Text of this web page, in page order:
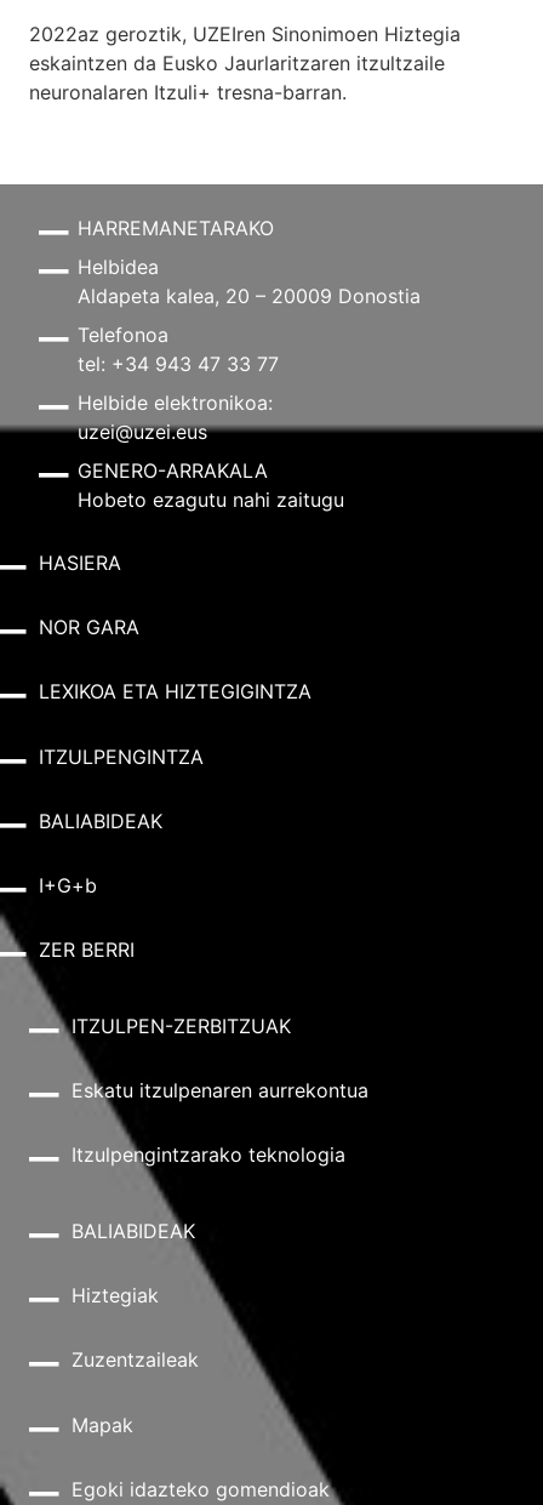
2022az geroztik, UZEIren Sinonimoen Hiztegia
eskaintzen da Eusko Jaurlaritzaren itzultzaile
neuronalaren Itzuli+ tresna-barran.
HARREMANETARAKO
Helbidea
Aldapeta kalea, 20 – 20009 Donostia
Telefonoa
tel: +34 943 47 33 77
Helbide elektronikoa:
uzei@uzei.eus
GENERO-ARRAKALA
Hobeto ezagutu nahi zaitugu
HASIERA
NOR GARA
LEXIKOA ETA HIZTEGIGINTZA
ITZULPENGINTZA
BALIABIDEAK
I+G+b
ZER BERRI
ITZULPEN-ZERBITZUAK
Eskatu itzulpenaren aurrekontua
Itzulpengintzarako teknologia
BALIABIDEAK
Hiztegiak
Zuzentzaileak
Mapak
Egoki idazteko gomendioak